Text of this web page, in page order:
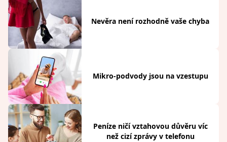
Nevěra není rozhodně vaše chyba
Mikro-podvody jsou na vzestupu
Peníze ničí vztahovou důvěru víc
než cizí zprávy v telefonu